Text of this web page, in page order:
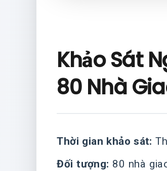
Khảo Sát
80 Nhà
Thời gian khảo sát:
Đối tượng: 80 nhà